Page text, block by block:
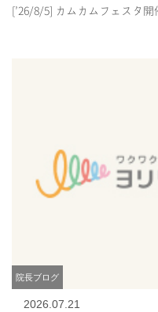
[’26/8/5] カムカムフェスタ
院長ブログ
2026.07.21